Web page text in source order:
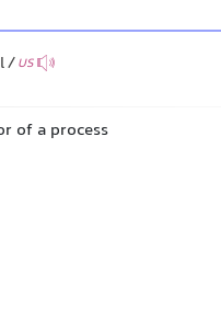
US
of a process